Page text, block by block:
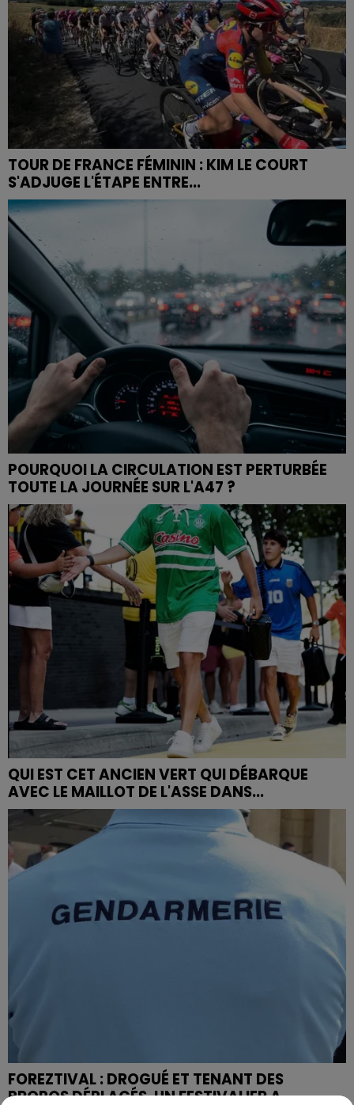
TOUR DE FRANCE FÉMININ : KIM LE COURT
S'ADJUGE L'ÉTAPE ENTRE...
POURQUOI LA CIRCULATION EST PERTURBÉE
TOUTE LA JOURNÉE SUR L'A47 ?
QUI EST CET ANCIEN VERT QUI DÉBARQUE
AVEC LE MAILLOT DE L'ASSE DANS...
FOREZTIVAL : DROGUÉ ET TENANT DES
PROPOS DÉPLACÉS, UN FESTIVALIER A...